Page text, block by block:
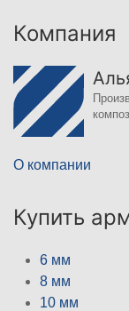
Компания
О компании
Купить
6 мм
8 мм
10 мм